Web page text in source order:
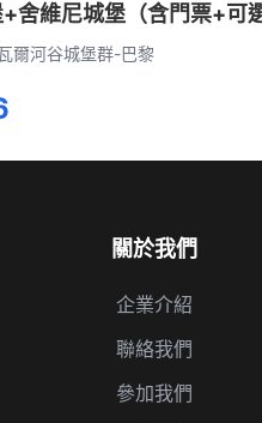
舍維尼城堡（含門票+可
文官導•無導遊服務）
爾河谷城堡群-巴黎
關於我們
企業介紹
聯絡我們
參加我們